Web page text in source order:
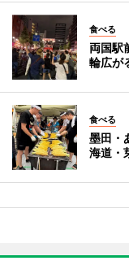
食べる
両国駅
輪広が
食べる
墨田・
海道・